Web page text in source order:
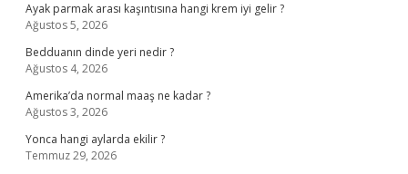
Ayak parmak arası kaşıntısına hangi krem iyi gelir ?
Ağustos 5, 2026
Bedduanın dinde yeri nedir ?
Ağustos 4, 2026
Amerika’da normal maaş ne kadar ?
Ağustos 3, 2026
Yonca hangi aylarda ekilir ?
Temmuz 29, 2026